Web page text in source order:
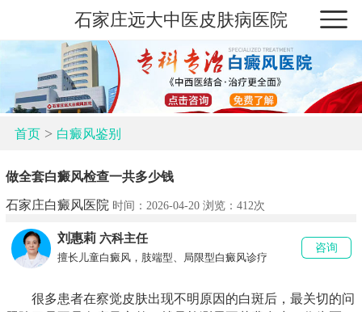
石家庄远大中医皮肤病医院
首页> 白癜风鉴别
做全套白癜风检查一共多少钱
石家庄白癜风医院 时间：2026-04-20 浏览： 412次
刘惠莉 六科主任
擅长儿童白癜风，肢端型、局限型白癜风诊疗
咨询
很多患者在察觉皮肤出现不明原因的白斑后，最关切的问